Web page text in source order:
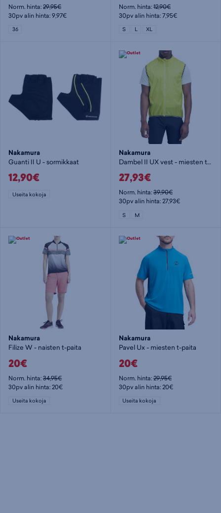
Norm. hinta:29,95€
30pv alin hinta: 9,97€
36
Norm. hinta:12,90€
30pv alin hinta: 7,95€
S L XL
Nakamura
Guanti II U - sormikkaat
12,90€
Useita kokoja
Nakamura
Dambel II UX vest - miesten tuuliliivi
27,93€
Norm. hinta:39,90€
30pv alin hinta: 27,93€
S M
Nakamura
Filize W - naisten t-paita
20€
Norm. hinta:34,95€
30pv alin hinta: 20€
Useita kokoja
Nakamura
Pavel Ux - miesten t-paita
20€
Norm. hinta:29,95€
30pv alin hinta: 20€
Useita kokoja